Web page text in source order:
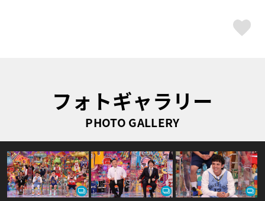
フォトギャラリー
PHOTO GALLERY